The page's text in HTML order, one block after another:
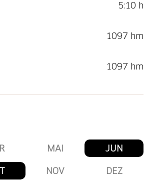
5:10 h
1097 hm
1097 hm
MAI JUN
NOV DEZ